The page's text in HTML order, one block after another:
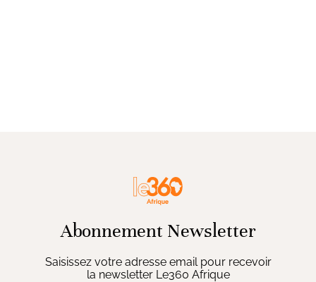
Abonnement Newsletter
Saisissez votre adresse email pour recevoir
la newsletter Le360 Afrique